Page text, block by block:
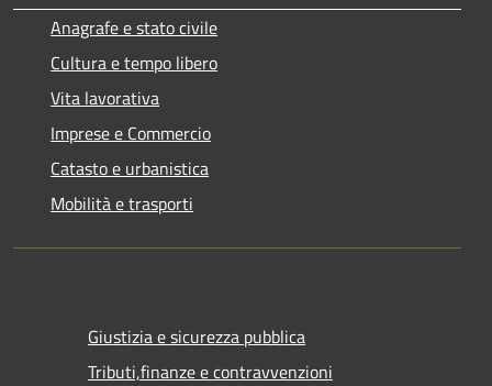
Anagrafe e stato civile
Cultura e tempo libero
Vita lavorativa
Imprese e Commercio
Catasto e urbanistica
Mobilità e trasporti
Giustizia e sicurezza pubblica
Tributi,finanze e contravvenzioni